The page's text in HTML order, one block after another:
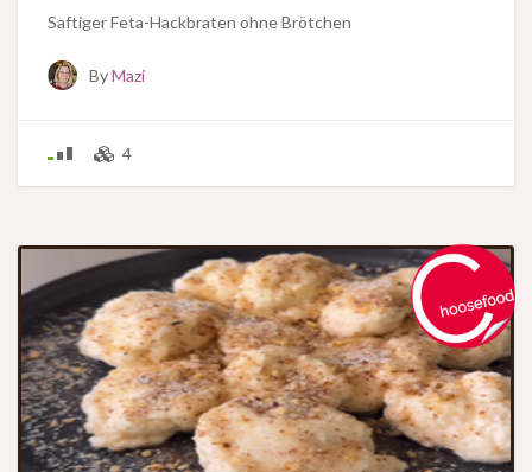
Saftiger Feta-Hackbraten ohne Brötchen
ByMazi
4